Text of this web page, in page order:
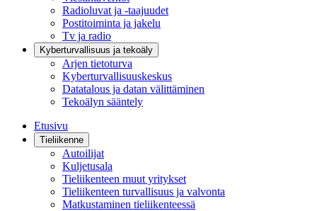
Radioluvat ja -taajuudet
Postitoiminta ja jakelu
Tv ja radio
Kyberturvallisuus ja tekoäly
Arjen tietoturva
Kyberturvallisuuskeskus
Datatalous ja datan välittäminen
Tekoälyn sääntely
Etusivu
Tieliikenne
Autoilijat
Kuljetusala
Tieliikenteen muut yritykset
Tieliikenteen turvallisuus ja valvonta
Matkustaminen tieliikenteessä